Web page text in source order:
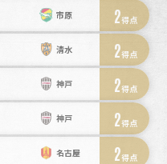
市原 2得点
清水 2得点
神戸 2得点
神戸 2得点
名古屋 2得点